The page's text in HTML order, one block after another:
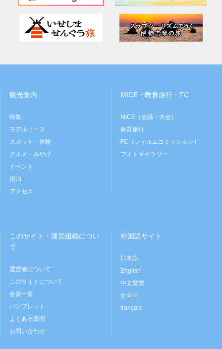
観光案内
特集
モデルコース
スポット・体験
グルメ・みやげ
イベント
宿泊
アクセス
MICE・教育旅行・FC
MICE（会議・大会）
教育旅行
FC（フィルムコミッション）
フォトギャラリー
このサイト・運営組織につい
て
運営者について
このサイトについて
会員一覧
パンフレット
よくある質問
お問い合わせ
外国語サイト
日本語
English
中文繁體
한국어
français